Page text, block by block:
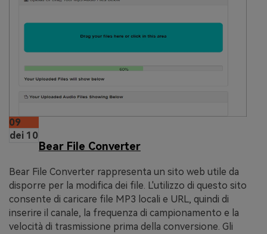
09
dei 10
Bear File Converter
Bear File Converter rappresenta un sito web utile da
disporre per la modifica dei file. L'utilizzo di questo sito
consente di caricare file MP3 locali e URL, quindi di
inserire il canale, la frequenza di campionamento e la
velocità di trasmissione prima della conversione. Gli